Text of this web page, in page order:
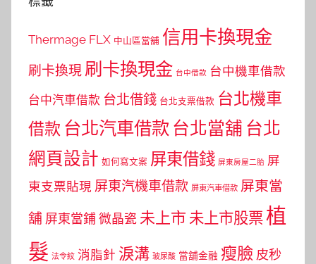
Thermage FLX 中山區當舖 信用卡換現金
刷卡換現 刷卡換現金 台中借款 台中機車借款
台中汽車借款 台北借錢 台北支票借款 台北機車
借款 台北汽車借款 台北當舖 台北
網頁設計 如何寫文案 屏東借錢 屏東房屋二胎 屏
東支票貼現 屏東汽機車借款 屏東汽車借款 屏東當
舖 屏東當鋪 微晶瓷 未上市 未上市股票植
髮 法令紋 消脂針 淚溝 玻尿酸 當舖金融 瘦臉 皮秒